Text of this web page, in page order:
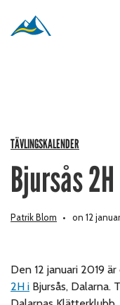
TÄVLINGSKALENDER
Bjursås 2H
Patrik Blom on 12
Den 12 januari 2019
2H i Bjursås, Dalarna.